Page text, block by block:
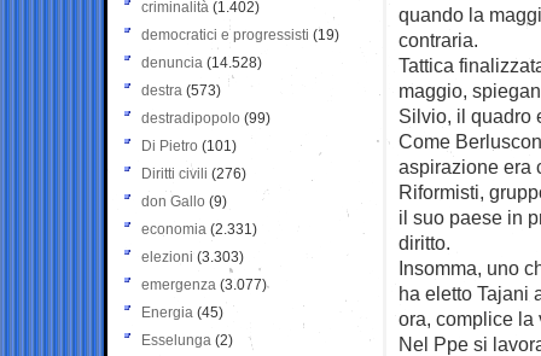
quando la
contraria.
Tattica
maggio,
Silvio, il quadro
Come
aspirazione era
Riformisti,
il suo paese in
diritto.
Insomma, uno
ha eletto Tajani
ora, complice la
Nel Ppe si
criminalità (1.402)
democratici e progressisti (19)
denuncia (14.528)
destra (573)
destradipopolo (99)
Di Pietro (101)
Diritti civili (276)
don Gallo (9)
economia (2.331)
elezioni (3.303)
emergenza (3.077)
Energia (45)
Esselunga (2)